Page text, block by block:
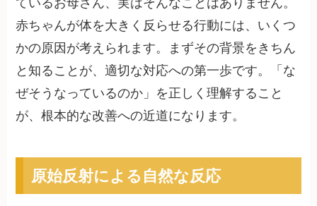
ているお母さん、実はそんなことはありません。
赤ちゃんが体を大きく反らせる行動には、いくつ
かの原因が考えられます。まずその背景をきちん
と知ることが、適切な対応への第一歩です。「な
ぜそうなっているのか」を正しく理解すること
が、根本的な改善への近道になります。
原始反射による自然な反応